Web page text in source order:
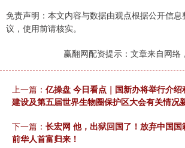
免责声明：本文内容与数据由观点根据公开信
议，使用前请核实。
赢翻网配资提示：文章来自网络
上一篇： 亿操盘 今日看点｜国新办将举行介
建设及第五届世界生物圈保护区大会有关情况
下一篇： 长宏网 他，出狱回国了！放弃中国国
前华人首富归来！